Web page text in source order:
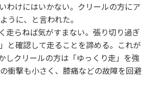
わけにはいかない。クリールの方にア
うに、と言われた。
走らねば気がすまない。張り切り過ぎ
と確認して走ることを諦める。これが
しクリールの方は「ゆっくり走」を強
衝撃も小さく、膝痛などの故障を回避